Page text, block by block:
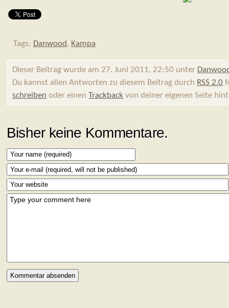
Tags: Danwood, Kampa
Dieser Beitrag wurde am 27. Juni 2011, 22:50 unter
Du kannst allen Antworten zu diesem Beitrag durch RSS 2.0
schreiben oder einenTrackback von deiner eigenen Seite
Bisher keine Kommentare.